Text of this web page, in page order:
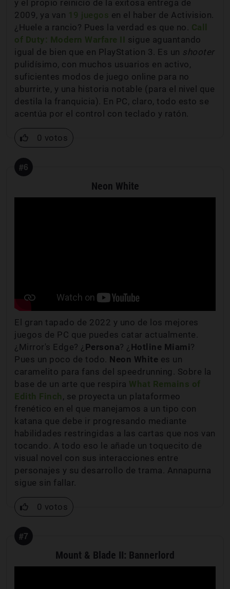
y el propio reinicio de la exitosa entrega de
2009, ya van 19 juegos en el haber de Activision.
¿Huele a rancio? Pues la verdad es que no. Call
of Duty: Modern Warfare II sigue aguantando
igual de bien que en PlayStation 3. Es un shooter
pulidísimo, con muchos usuarios en activo,
suficientes modos de juego online para no
aburrirte, y una historia notable (para el nivel que
destila la franquicia). En PC, claro, todo esto se
acentúa por el control con teclado y ratón.
0 votos
#6
Neon White
El gran tapado de 2022 y uno de los mejores
juegos de PC que puedes catar actualmente.
¿Mirror's Edge? ¿ Persona? ¿ Hotline Miami?
Pues un poco de todo. Neon White es un
caramelito para fans del speedrunning. Sobre la
base de un arte que respira What Remains of
Edith Finch , se proyecta un plataformeo
frenético en el que manejamos a un tipo con
katana que debe ir progresando mediante
habilidades restringidas a las cartas que nos van
tocando. A todo eso le añade un toquecito de
visual novel con sus interacciones entre
personajes y su desarrollo de trama. Annapurna
sigue sin fallar.
0 votos
#7
Mount & Blade II: Bannerlord